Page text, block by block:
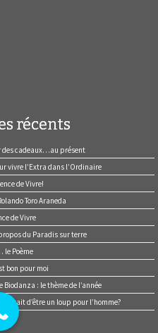
récents
des cadeaux…au présent
vivre l’Extra dans l’Ordinaire
de Vivre!
Toro Araneda
de Vivre
du Paradis sur terre
le Poème
bon pour moi
Biodanza : le thème de l’année
d’être un loup pour l’homme?